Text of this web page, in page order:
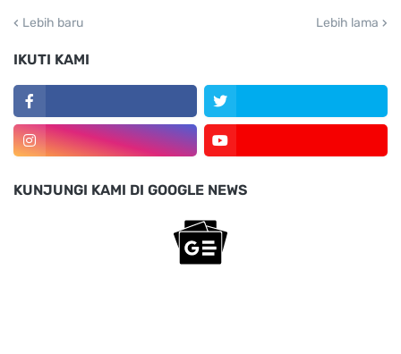
Lebih baru Lebih lama
IKUTI KAMI
KUNJUNGI KAMI DI GOOGLE NEWS